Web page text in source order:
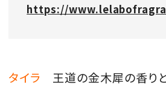
https://
タイラ 王道の金木犀の香り